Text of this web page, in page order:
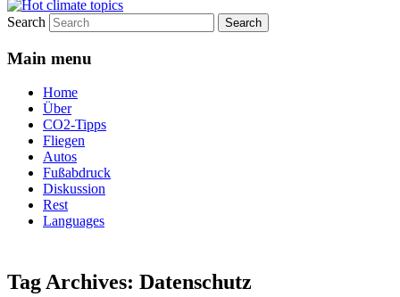
Search
Main menu
Home
Über
CO2-Tipps
Fliegen
Autos
Fußabdruck
Diskussion
Rest
Languages
Tag Archives: Datenschutz